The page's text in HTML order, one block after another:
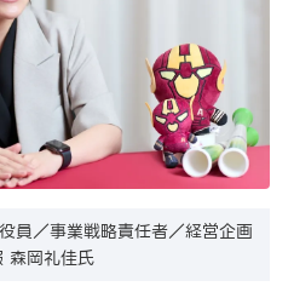
員／事業戦略責任者／経営企画
森岡礼佳氏